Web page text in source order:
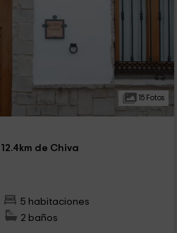
15 Fotos
de Chiva
5 habitaciones
2 baños